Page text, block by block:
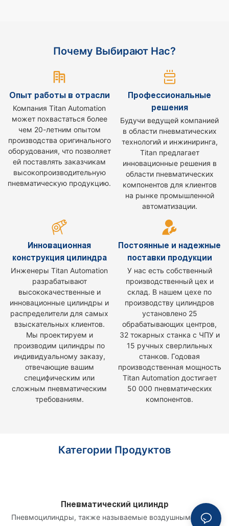
Почему Выбирают Нас?
Опыт работы в отрасли
Компания Titan Automation
может похвастаться более
чем 20-летним опытом
производства оригинального
оборудования, что позволяет
ей поставлять заказчикам
высокопроизводительную
пневматическую продукцию.
Профессиональные
решения
Будучи ведущей компанией
в области пневматических
технологий и инжиниринга,
Titan предлагает
инновационные решения в
области пневматических
компонентов для клиентов
на рынке промышленной
автоматизации.
Инновационная
конструкция цилиндра
Инженеры Titan Automation
разрабатывают
высококачественные и
инновационные цилиндры и
распределители для самых
взыскательных клиентов.
Мы проектируем и
производим цилиндры по
индивидуальному заказу,
отвечающие вашим
специфическим или
сложным пневматическим
требованиям.
Постоянные и надежные
поставки продукции
У нас есть собственный
производственный цех и
склад. В нашем цехе по
производству цилиндров
установлено 25
обрабатывающих центров,
32 токарных станка с ЧПУ и
15 ручных сверлильных
станков. Годовая
производственная мощность
Titan Automation достигает
50 000 пневматических
компонентов.
Категории Продуктов
Пневматический цилиндр
Пневмоцилиндры, также называемые воздушными